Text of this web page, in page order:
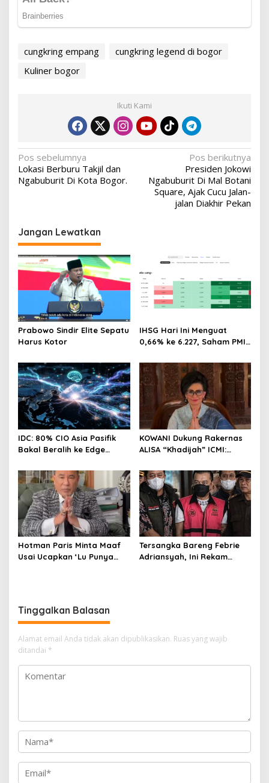
cungkring empang
cungkring legend di bogor
Kuliner bogor
Ikuti Kami
Navigasi
pos
Pos sebelumnya
Lokasi Berburu Takjil dan
Ngabuburit Di Kota Bogor.
Pos berikutnya
Presiden Jokowi
Ngabuburit Di Mal Botani
Square, Ajak Cucu Jalan-
jalan Diakhir Pekan
Jangan Lewatkan
Prabowo Sindir Elite Sepatu
Harus Kotor
IHSG Hari Ini Menguat
0,66% ke 6.227, Saham PMII,
28%! Ini Daftar Saham
Paling Cuan & Volume
Tertinggi 31 Juli 2026
IDC: 80% CIO Asia Pasifik
Bakal Beralih ke Edge
pada 2027
KOWANI Dukung Rakernas
ALISA “Khadijah” ICMI:
Menuju Indonesia Emas
Hotman Paris Minta Maaf
Usai Ucapkan ‘Lu Punya
Tersangka Bareng Febrie
Adriansyah, Ini Rekam
Tinggalkan Balasan
Alamat email Anda tidak akan dipublikasikan. Ruas yang wajib
ditandai *